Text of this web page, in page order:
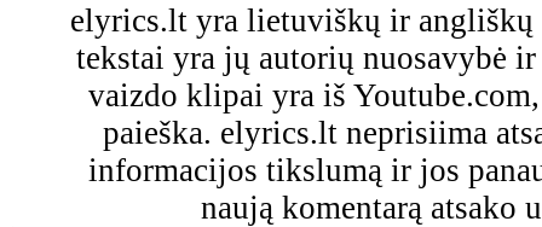
elyrics.lt yra lietuviškų ir angliškų
tekstai yra jų autorių nuosavybė
vaizdo klipai yra iš
paieška. elyrics.lt neprisiima
informacijos tikslumą ir jos
naują komentarą atsako